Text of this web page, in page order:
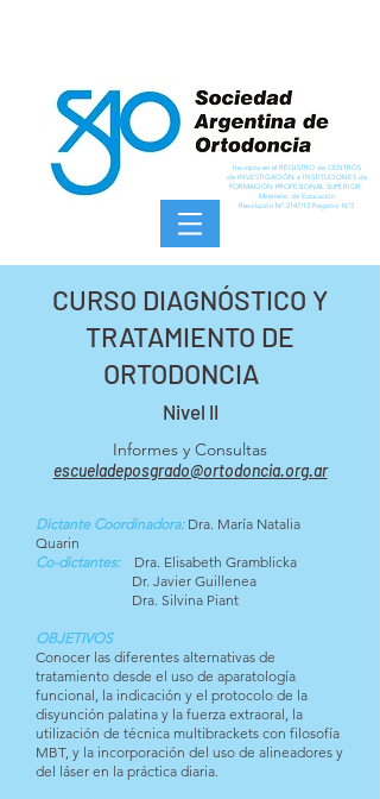
Inscripta en el REGISTRO de CENTROS
de INVESTIGACIÓN e INSTITUCIONES de
FORMACIÓN PROFESIONAL SUPERIOR.
Ministerio de Educación
Resolución Nº 2147/13 Registro Nº3
CURSO DIAGNÓSTICO Y
TRATAMIENTO DE
ORTODONCIA
Nivel II
Informes y Consultas
escueladeposgrado@ortodoncia.org.ar
Dictante Coordinadora:Dra. María Natalia
Quarin
Co-dictantes:Dra. Elisabeth Gramblicka
Dr. Javier Guillenea
Dra. Silvina Piant
OBJETIVOS
Conocer las diferentes alternativas de
tratamiento desde el uso de aparatología
funcional, la indicación y el protocolo de la
disyunción palatina y la fuerza extraoral, la
utilización de técnica multibrackets con filosofía
MBT, y la incorporación del uso de alineadores y
del láser en la práctica diaria.